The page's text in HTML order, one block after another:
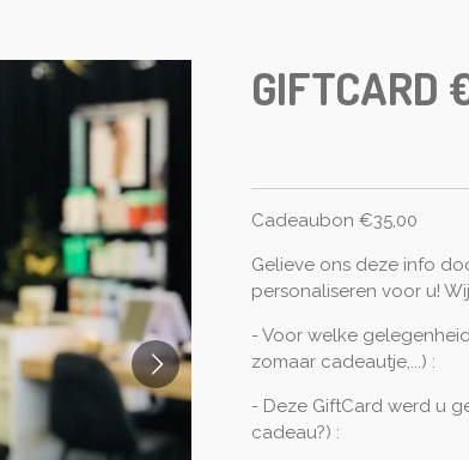
GIFTCARD
Cadeaubon €35,00
Gelieve ons deze info
personaliseren voor u!
- Voor welke
zomaar cadeautje,...) :
- Deze GiftCard werd u
cadeau?) :